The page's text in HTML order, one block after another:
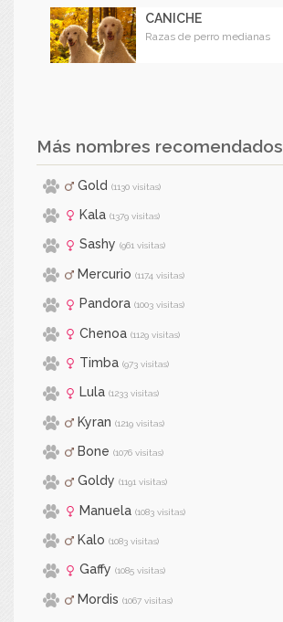
CANICHE
Razas de perro medianas
Más nombres recomendados
Gold (1130 visitas)
Kala (1379 visitas)
Sashy (961 visitas)
Mercurio (1174 visitas)
Pandora (1003 visitas)
Chenoa (1129 visitas)
Timba (973 visitas)
Lula (1233 visitas)
Kyran (1219 visitas)
Bone (1076 visitas)
Goldy (1191 visitas)
Manuela (1083 visitas)
Kalo (1083 visitas)
Gaffy (1085 visitas)
Mordis (1067 visitas)